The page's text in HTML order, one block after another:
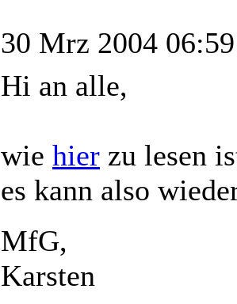
30 Mrz 2004 06:59
Hi an alle,
wie hier zu lesen
es kann also
MfG,
Karsten